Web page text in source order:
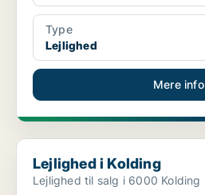
Type
Lejlighed
Mere info
Lejlighed i Kolding
Lejlighed i Kolding
Lejlighed til salg i 6000 Kolding